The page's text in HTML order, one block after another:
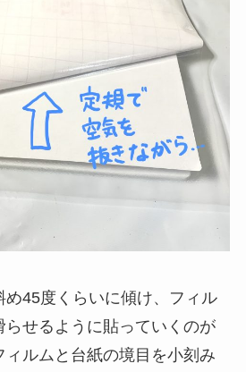
め45度くらいに傾け、フィル
らせるように貼っていくのが
ィルムと台紙の境目を小刻み